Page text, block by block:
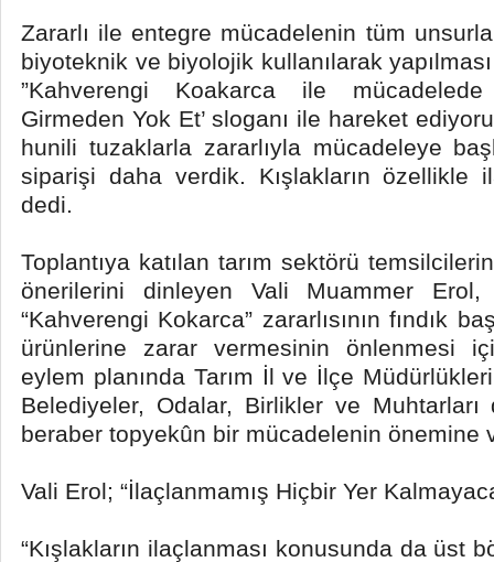
Zararlı ile entegre mücadelenin tüm
biyoteknik ve biyolojik kullanılarak
”Kahverengi Koakarca ile mücadelede
Girmeden Yok Et’ sloganı ile hareket
hunili tuzaklarla zararlıyla mücadeleye
siparişi daha verdik. Kışlakların özellikle
dedi.
Toplantıya katılan tarım sektörü
önerilerini dinleyen Vali Muammer
“Kahverengi Kokarca” zararlısının fındık
ürünlerine zarar vermesinin önlenmesi
eylem planında Tarım İl ve İlçe
Belediyeler, Odalar, Birlikler ve
beraber topyekûn bir mücadelenin önemine
Vali Erol; “İlaçlanmamış Hiçbir Yer
“Kışlakların ilaçlanması konusunda da üst